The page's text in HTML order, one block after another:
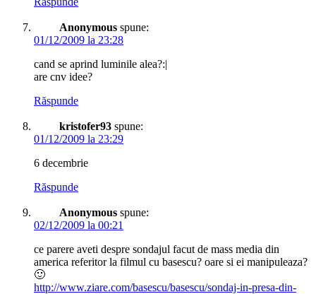
Anonymous spune:
01/12/2009 la 23:28
cand se aprind luminile alea?:|
are cnv idee?
Răspunde
kristofer93 spune:
01/12/2009 la 23:29
6 decembrie
Răspunde
Anonymous spune:
02/12/2009 la 00:21
ce parere aveti despre sondajul facut de mass media din
america referitor la filmul cu basescu? oare si ei manipuleaza?
🙂
http://www.ziare.com/basescu/basescu/sondaj-in-presa-din-